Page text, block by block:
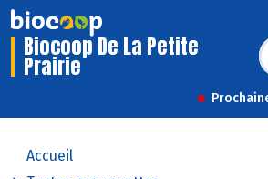
Biocoop De La Petite
Prairie
Accueil